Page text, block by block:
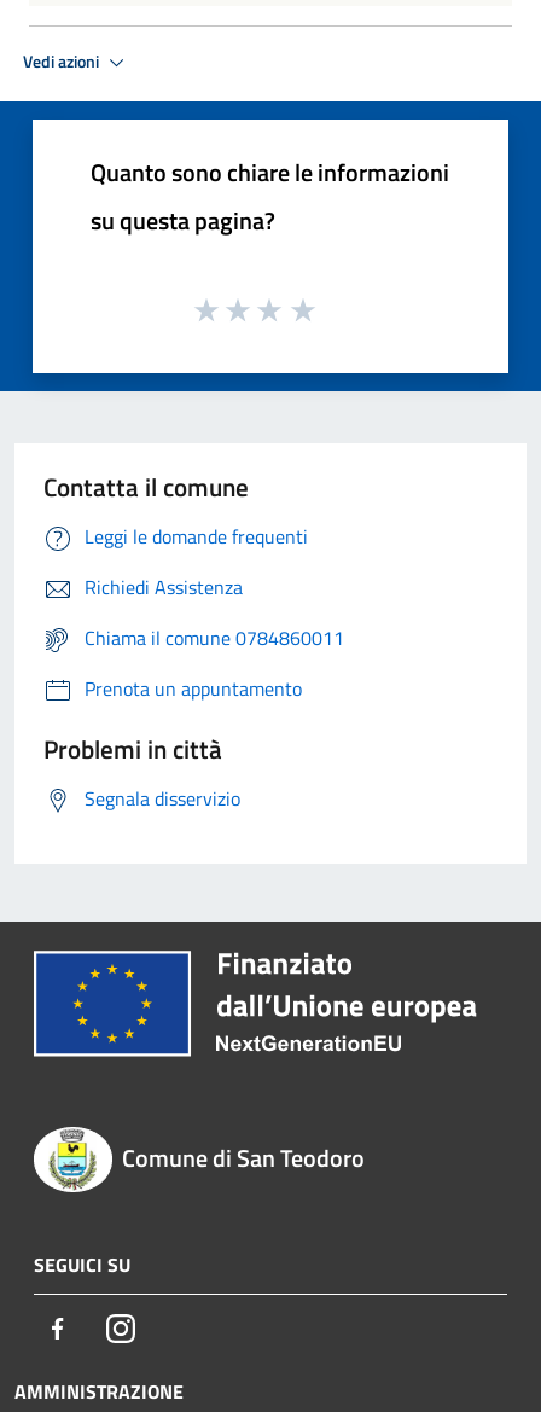
Vedi azioni
Quanto sono chiare le informazioni
su questa pagina?
Contatta il comune
Leggi le domande frequenti
Richiedi Assistenza
Chiama il comune 0784860011
Prenota un appuntamento
Problemi in città
Segnala disservizio
Comune di San Teodoro
SEGUICI SU
FacebookInstagram
AMMINISTRAZIONE